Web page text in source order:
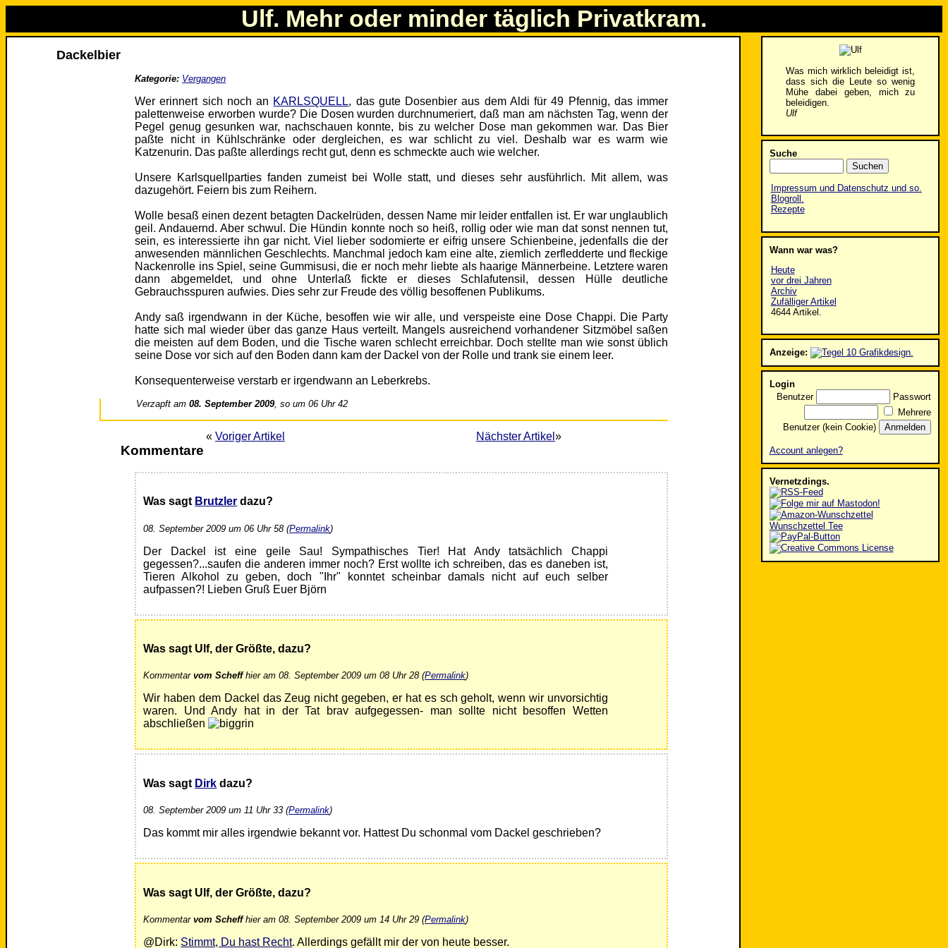
Ulf. Mehr oder minder täglich Privatkram.
Dackelbier
Kategorie: Vergangen
Wer erinnert sich noch an KARLSQUELL, das gute Dosenbier aus dem Aldi für 49 Pfennig, das immer
palettenweise erworben wurde? Die Dosen wurden durchnumeriert, daß man am nächsten Tag, wenn der
Pegel genug gesunken war, nachschauen konnte, bis zu welcher Dose man gekommen war. Das Bier
paßte nicht in Kühlschränke oder dergleichen, es war schlicht zu viel. Deshalb war es warm wie
Katzenurin. Das paßte allerdings recht gut, denn es schmeckte auch wie welcher.
Unsere Karlsquellparties fanden zumeist bei Wolle statt, und dieses sehr ausführlich. Mit allem, was
dazugehört. Feiern bis zum Reihern.
Wolle besaß einen dezent betagten Dackelrüden, dessen Name mir leider entfallen ist. Er war unglaublich
geil. Andauernd. Aber schwul. Die Hündin konnte noch so heiß, rollig oder wie man dat sonst nennen tut,
sein, es interessierte ihn gar nicht. Viel lieber sodomierte er eifrig unsere Schienbeine, jedenfalls die der
anwesenden männlichen Geschlechts. Manchmal jedoch kam eine alte, ziemlich zerfledderte und fleckige
Nackenrolle ins Spiel, seine Gummisusi, die er noch mehr liebte als haarige Männerbeine. Letztere waren
dann abgemeldet, und ohne Unterlaß fickte er dieses Schlafutensil, dessen Hülle deutliche
Gebrauchsspuren aufwies. Dies sehr zur Freude des völlig besoffenen Publikums.
Andy saß irgendwann in der Küche, besoffen wie wir alle, und verspeiste eine Dose Chappi. Die Party
hatte sich mal wieder über das ganze Haus verteilt. Mangels ausreichend vorhandener Sitzmöbel saßen
die meisten auf dem Boden, und die Tische waren schlecht erreichbar. Doch stellte man wie sonst üblich
seine Dose vor sich auf den Boden dann kam der Dackel von der Rolle und trank sie einem leer.
Konsequenterweise verstarb er irgendwann an Leberkrebs.
Verzapft am08. September 2009, so um 06 Uhr 42
« Voriger Artikel Nächster Artikel »
Kommentare
Was sagt Brutzler dazu?
08. September 2009 um 06 Uhr 58 (Permalink)
Der Dackel ist eine geile Sau! Sympathisches Tier! Hat Andy tatsächlich Chappi
gegessen?...saufen die anderen immer noch? Erst wollte ich schreiben, das es daneben ist,
Tieren Alkohol zu geben, doch "Ihr" konntet scheinbar damals nicht auf euch selber
aufpassen?! Lieben Gruß Euer Björn
Was sagt Ulf, der Größte, dazu?
Kommentarvom Scheffhier am 08. September 2009 um 08 Uhr 28 (Permalink)
Wir haben dem Dackel das Zeug nicht gegeben, er hat es sch geholt, wenn wir unvorsichtig
waren. Und Andy hat in der Tat brav aufgegessen- man sollte nicht besoffen Wetten
abschließen
Was sagt Dirk dazu?
08. September 2009 um 11 Uhr 33 (Permalink)
Das kommt mir alles irgendwie bekannt vor. Hattest Du schonmal vom Dackel geschrieben?
Was sagt Ulf, der Größte, dazu?
Kommentarvom Scheffhier am 08. September 2009 um 14 Uhr 29 (Permalink)
@Dirk: Stimmt, Du hast Recht. Allerdings gefällt mir der von heute besser.
Was mich wirklich beleidigt ist,
dass sich die Leute so wenig
Mühe dabei geben, mich zu
beleidigen.
Ulf
Suche
Impressum und Datenschutz und so.
Blogroll.
Rezepte
Wann war was?
Heute
vor drei Jahren
Archiv
Zufälliger Artikel
4644 Artikel.
Anzeige:
Login
Benutzer
Passwort
Mehrere
Benutzer (kein Cookie)
Account anlegen?
Vernetzdings.
Wunschzettel Tee